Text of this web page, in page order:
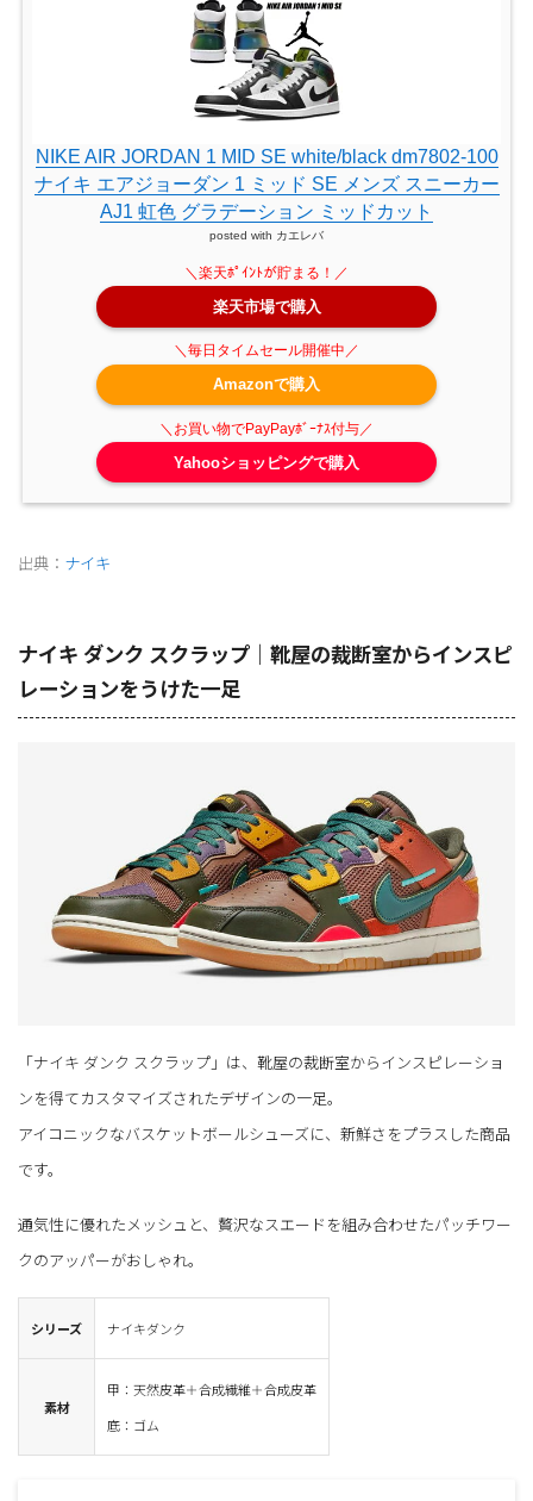
NIKE AIR JORDAN 1 MID SE white/black dm7802-100
ナイキ エアジョーダン 1 ミッド SE メンズ スニーカー
AJ1 虹色 グラデーション ミッドカット
posted with カエレバ
楽天市場で購入
Amazonで購入
Yahooショッピングで購入
出典： ナイキ
ナイキ ダンク スクラップ｜靴屋の裁断室からインスピ
レーションをうけた一足
「ナイキ ダンク スクラップ」は、靴屋の裁断室からインスピレーショ
ンを得てカスタマイズされたデザインの一足。
アイコニックなバスケットボールシューズに、新鮮さをプラスした商品
です。
通気性に優れたメッシュと、贅沢なスエードを組み合わせたパッチワー
クのアッパーがおしゃれ。
シリーズ ナイキダンク
素材
甲：天然皮革＋合成繊維＋合成皮革
底：ゴム